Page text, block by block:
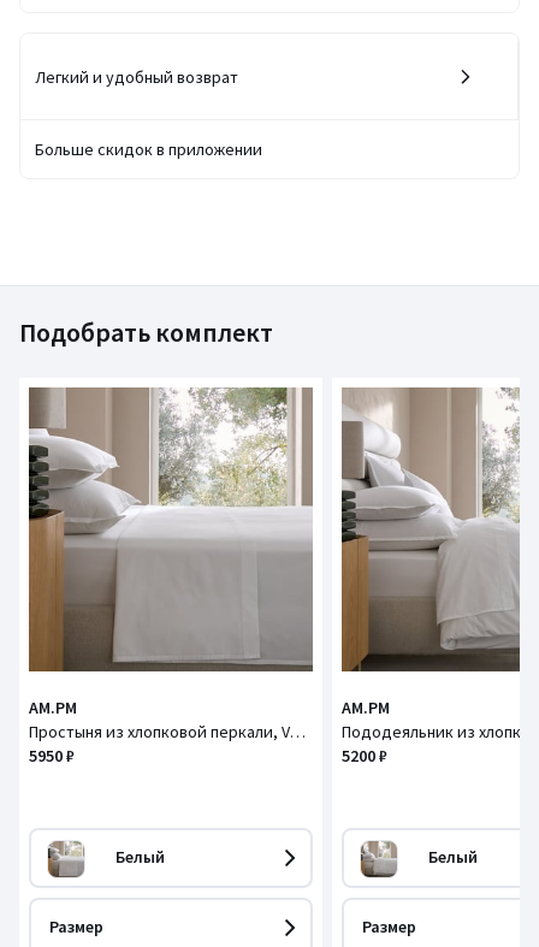
Легкий и удобный возврат
Больше скидок в приложении
Подобрать комплект
AM.PM
Простыня из хлопковой перкали, Veneto / Венето
5950 ₽
Белый
Размер
AM.PM
5200 ₽
Белый
Размер